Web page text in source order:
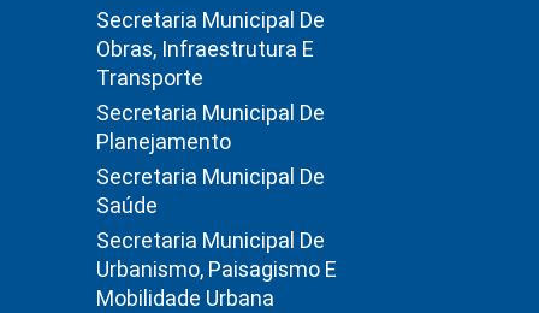
Secretaria Municipal De
Obras, Infraestrutura E
Transporte
Secretaria Municipal De
Planejamento
Secretaria Municipal De
Saúde
Secretaria Municipal De
Urbanismo, Paisagismo E
Mobilidade Urbana